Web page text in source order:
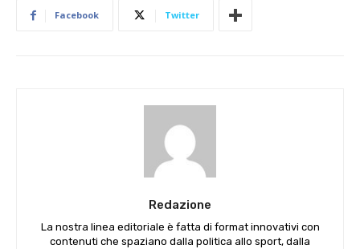
Facebook Twitter
Redazione
La nostra linea editoriale è fatta di format innovativi con
contenuti che spaziano dalla politica allo sport, dalla